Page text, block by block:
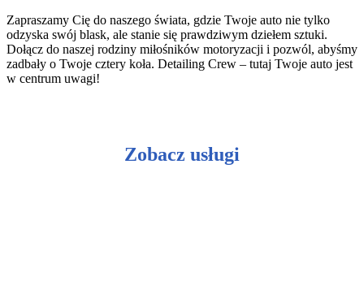
Zapraszamy Cię do naszego świata, gdzie Twoje auto nie tylko
odzyska swój blask, ale stanie się prawdziwym dziełem sztuki.
Dołącz do naszej rodziny miłośników motoryzacji i pozwól, abyśmy
zadbały o Twoje cztery koła. Detailing Crew – tutaj Twoje auto jest
w centrum uwagi!
Zobacz usługi